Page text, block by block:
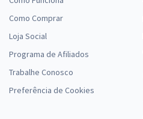
Como Comprar
Loja Social
Programa de Afiliados
Trabalhe Conosco
Preferência de Cookies